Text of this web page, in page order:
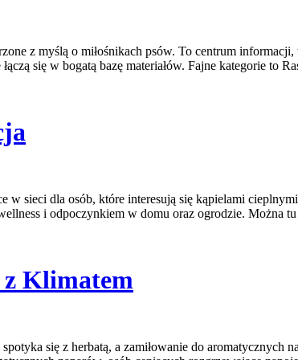
z myślą o miłośnikach psów. To centrum
się w bogatą bazę materiałów. Fajne kategorie to
w sieci dla osób, które interesują się kąpielami
i odpoczynkiem w domu oraz ogrodzie. Można
Klimatem
się z herbatą, a zamiłowanie do